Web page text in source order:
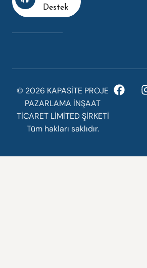
Destek
©️ 2026 KAPASİTE PROJE
PAZARLAMA İNŞAAT
TİCARET LİMİTED ŞİRKETİ
Tüm hakları saklıdır.